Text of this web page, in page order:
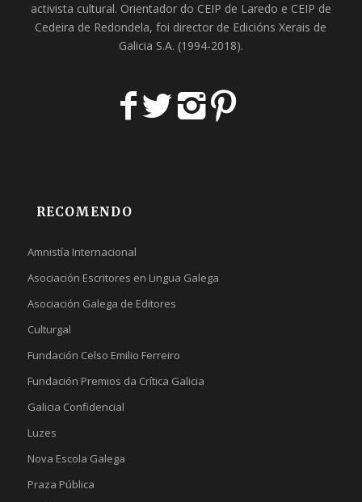
activista cultural. Orientador do CEIP de Laredo e CEIP de
Cedeira de Redondela, foi director de Edicións Xerais de
Galicia S.A. (1994-2018).
RECOMENDO
Amnistía Internacional
Asociación Escritores en Lingua Galega
Asociación Galega de Editores
Culturgal
Fundación Celso Emilio Ferreiro
Fundación Premios da Crítica Galicia
Galicia Confidencial
Luzes
Nova Escola Galega
Praza Pública